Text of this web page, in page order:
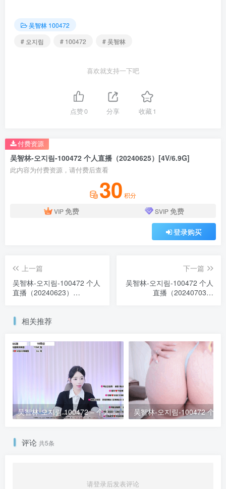
吴智林 100472
# 오지림
# 100472 # 吴智林
喜欢就支持一下吧
点赞0 分享 收藏1
吴智林-오지림-100472 个人直播（20240625）[4V/6.9G]
此内容为付费资源，请付费后查看
30 积分
VIP免费 SVIP免费
登录购买
付费资源
上一篇
吴智林-오지림-100472 个人
直播（20240623）
下一篇
吴智林-오지림-100472 个人
直播（20240703）
相关推荐
吴智林 오지림 100472 – 个人直播 20260407 VIP 露脸粉丝房
评论 共5条
请登录后发表评论